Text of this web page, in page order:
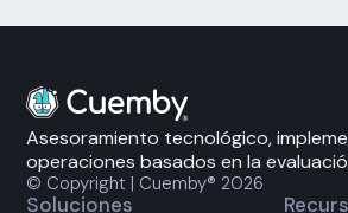
Asesoramiento tecnológico,
operaciones basados en la
© Copyright | Cuemby® 2026
Soluciones